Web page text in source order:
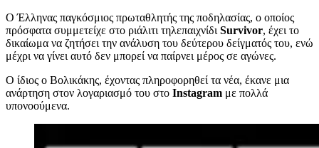
Ο Έλληνας παγκόσμιος πρωταθλητής της ποδηλασίας, ο οποίος
πρόσφατα συμμετείχε στο ριάλιτι τηλεπαιχνίδι Survivor, έχει το
δικαίωμα να ζητήσει την ανάλυση του δεύτερου δείγματός του, ενώ
μέχρι να γίνει αυτό δεν μπορεί να παίρνει μέρος σε αγώνες.
Ο ίδιος ο Βολικάκης, έχοντας πληροφορηθεί τα νέα, έκανε μια
ανάρτηση στον λογαριασμό του στο Instagram με πολλά
υπονοούμενα.